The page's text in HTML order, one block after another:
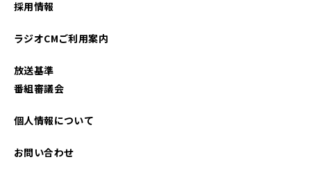
採用情報
ラジオCMご利用案内
放送基準
番組審議会
個人情報について
お問い合わせ